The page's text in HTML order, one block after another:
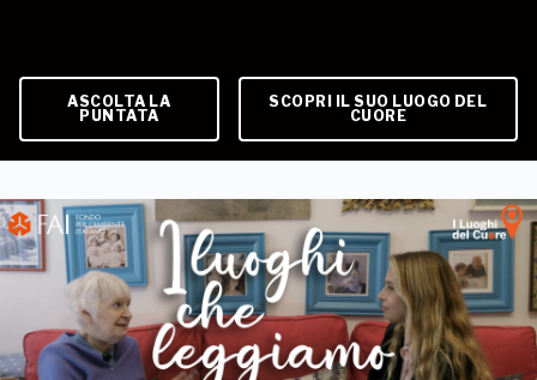
ASCOLTA LA
PUNTATA
SCOPRI IL SUO LUOGO DEL
CUORE